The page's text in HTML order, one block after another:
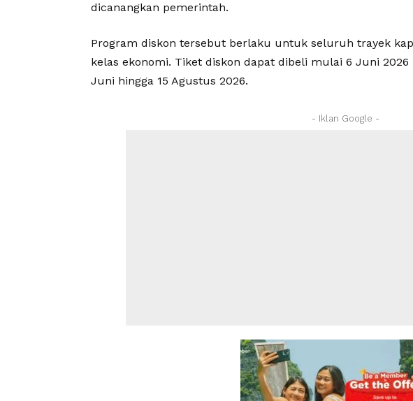
dicanangkan pemerintah.
Program diskon tersebut berlaku untuk seluruh trayek
kelas ekonomi. Tiket diskon dapat dibeli mulai 6 Juni
Juni hingga 15 Agustus 2026.
- Iklan Google -